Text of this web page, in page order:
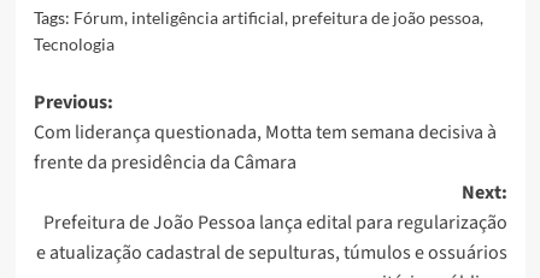
Tags: Fórum, inteligência artificial, prefeitura de joão pessoa,
Tecnologia
Post
navigation
Previous:
Com liderança questionada, Motta tem semana decisiva à
frente da presidência da Câmara
Next:
Prefeitura de João Pessoa lança edital para regularização
e atualização cadastral de sepulturas, túmulos e ossuários